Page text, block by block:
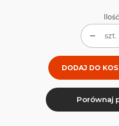
Ilość
szt.
DODAJ DO
Porównaj